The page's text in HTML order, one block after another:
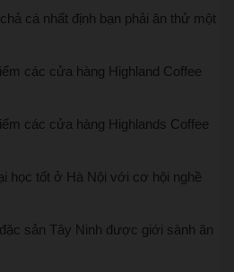
cá nhất định bạn phải ăn thử một
các cửa hàng Highland Coffee
các cửa hàng Highlands Coffee
học tốt ở Hà Nội với cơ hội nghề
sản Tây Ninh được giới sành ăn